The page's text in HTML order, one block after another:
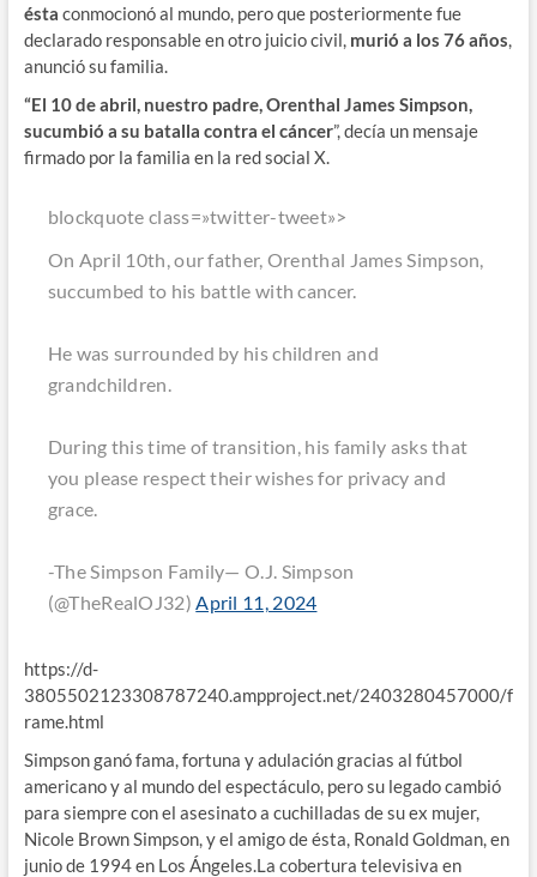
ésta conmocionó al mundo, pero que posteriormente fue
declarado responsable en otro juicio civil, murió a los 76 años,
anunció su familia.
“El 10 de abril, nuestro padre, Orenthal James Simpson,
sucumbió a su batalla contra el cáncer”, decía un mensaje
firmado por la familia en la red social X.
blockquote class=»twitter-tweet»>
On April 10th, our father, Orenthal James Simpson,
succumbed to his battle with cancer.
He was surrounded by his children and
grandchildren.
During this time of transition, his family asks that
you please respect their wishes for privacy and
grace.
-The Simpson Family— O.J. Simpson
(@TheRealOJ32) April 11, 2024
https://d-
3805502123308787240.ampproject.net/2403280457000/f
rame.html
Simpson ganó fama, fortuna y adulación gracias al fútbol
americano y al mundo del espectáculo, pero su legado cambió
para siempre con el asesinato a cuchilladas de su ex mujer,
Nicole Brown Simpson, y el amigo de ésta, Ronald Goldman, en
junio de 1994 en Los Ángeles.La cobertura televisiva en